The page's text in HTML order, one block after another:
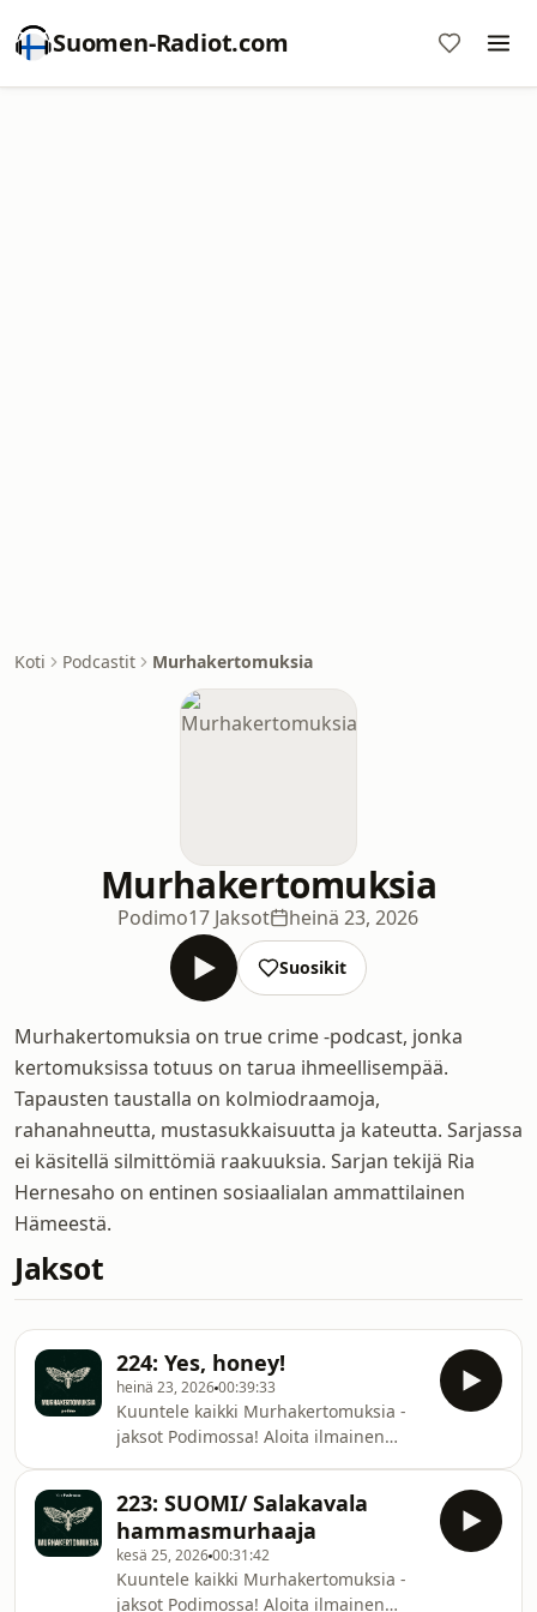
Suomen-Radiot.com
Koti Podcastit Murhakertomuksia
Murhakertomuksia
Podimo17 Jaksot heinä 23, 2026
Suosikit
Murhakertomuksia on true crime -podcast, jonka
kertomuksissa totuus on tarua ihmeellisempää.
Tapausten taustalla on kolmiodraamoja,
rahanahneutta, mustasukkaisuutta ja kateutta. Sarjassa
ei käsitellä silmittömiä raakuuksia. Sarjan tekijä Ria
Hernesaho on entinen sosiaalialan ammattilainen
Hämeestä.
Jaksot
224: Yes, honey!
heinä 23, 202600:39:33
Kuuntele kaikki Murhakertomuksia -
jaksot Podimossa! Aloita ilmainen
hoitoa tarjoava lääkäri Teresa Sievers
oli päättäväinen ja määräilevä nainen
niin klinikallaan kuin kotonaankin.
Urasuuntautunut Teresa lähti
223: SUOMI/ Salakavala
hammasmurhaaja
kesä 25, 202600:31:42
Kuuntele kaikki Murhakertomuksia -
jaksot Podimossa! Aloita ilmainen